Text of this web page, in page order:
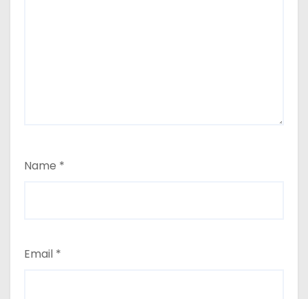
Name *
Email *